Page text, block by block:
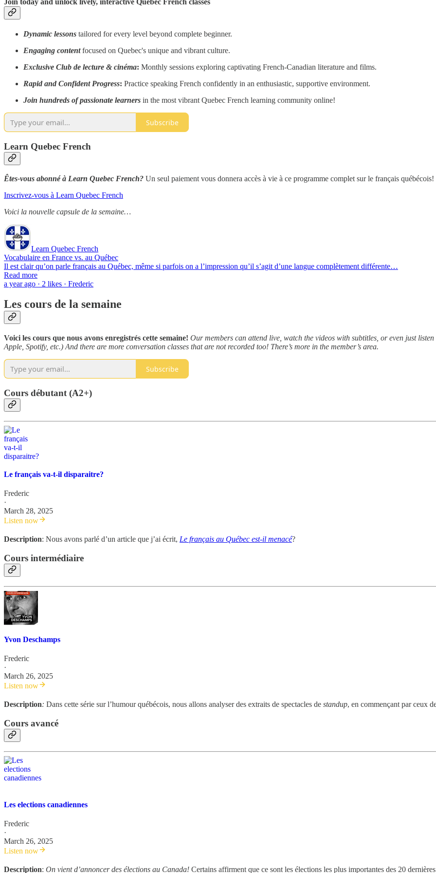
Dynamic lessons tailored for every level beyond complete beginner.
Engaging contentfocused on Quebec's unique and vibrant culture.
Exclusive Club de lecture & cinéma: Monthly sessions exploring captivating French-Canadian literature and films.
Rapid and Confident Progress: Practice speaking French confidently in an enthusiastic, supportive environment.
Join hundreds of passionate learners in the most vibrant Quebec French learning community online!
Subscribe
Learn Quebec French
Êtes-vous abonné à Learn Quebec French? Un seul paiement vous donnera accès à vie à ce programme complet sur le français québécois!
Inscrivez-vous à Learn Quebec French
Voici la nouvelle capsule de la semaine…
Learn Quebec French
Vocabulaire en France vs. au Québec
Il est clair qu’on parle français au Québec, même si parfois on a l’impression qu’il s’agit d’une langue complètement différente…
Read more
a year ago · 2 likes · Frederic
Les cours de la semaine
Voici les cours que nous avons enregistrés cette semaine! Our members can attend live, watch the videos with subtitles, or even just
Apple, Spotify, etc.) And there are more conversation classes that are not recorded too! There’s more in the member’s area.
Subscribe
Cours débutant (A2+)
Le français va-t-il disparaitre?
Frederic
·
March 28, 2025
Listen now
Description: Nous avons parlé d’un article que j’ai écrit, Le français au Québec est-il menacé?
Cours intermédiaire
Yvon Deschamps
Frederic
·
March 26, 2025
Listen now
Description: Dans cette série sur l’humour québécois, nous allons analyser des extraits de spectacles de standup, en commençant par ceux
Cours avancé
Les elections canadiennes
Frederic
·
March 26, 2025
Listen now
Description: On vient d’annoncer des élections au Canada! Certains affirment que ce sont les élections les plus importantes des 20